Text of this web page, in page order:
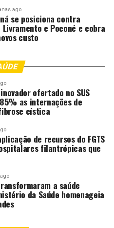
ago
se posiciona contra
e Poconé e cobra
custo
ofertado no SUS
as internações de
cística
de recursos do FGTS
filantrópicas que
a saúde
da Saúde homenageia